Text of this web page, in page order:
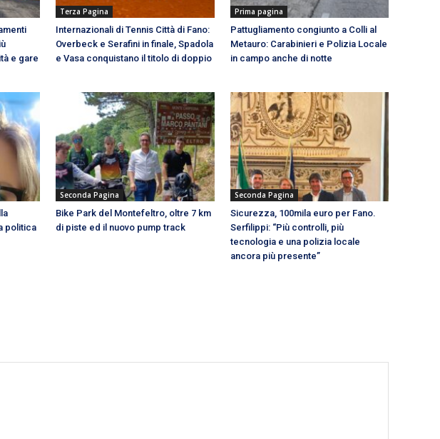
e gare
Terza Pagina
Internazionali di Tennis Città di Fano:
Overbeck e Serafini in finale, Spadola
e Vasa conquistano il titolo di doppio
Prima pagina
Pattugliamento congiunto a Colli al
Metauro: Carabinieri e Polizia Locale
in campo anche di notte
politica
Seconda Pagina
Bike Park del Montefeltro, oltre 7 km
di piste ed il nuovo pump track
Seconda Pagina
Sicurezza, 100mila euro per Fano.
Serfilippi: “Più controlli, più
tecnologia e una polizia locale
ancora più presente”